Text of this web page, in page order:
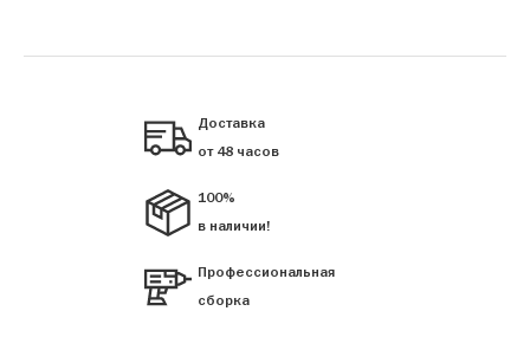
Доставка
от 48 часов
100%
в наличии!
Профессиональная
сборка